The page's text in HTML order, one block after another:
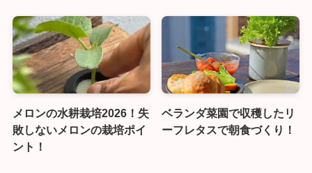
メロンの水耕栽培2026！失
敗しないメロンの栽培ポイ
ント！
ベランダ菜園で収穫したリ
ーフレタスで朝食づくり！